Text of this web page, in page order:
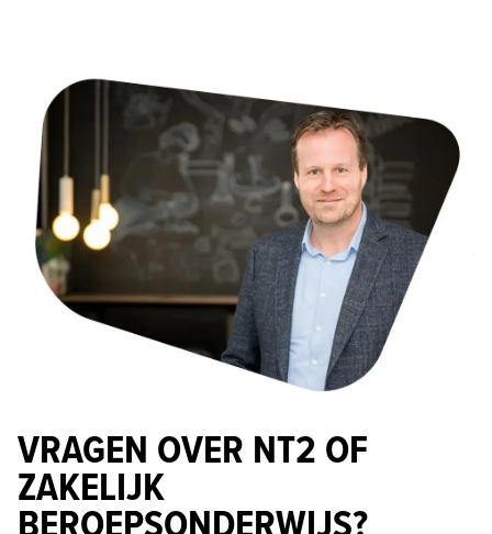
VRAGEN OVER NT2 OF
ZAKELIJK